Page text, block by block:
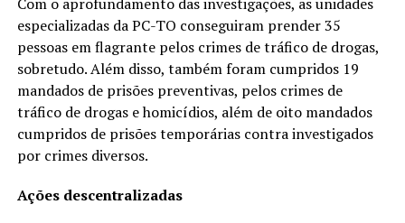
especializadas da PC-TO conseguiram prender 35
pessoas em flagrante pelos crimes de tráfico de drogas,
sobretudo. Além disso, também foram cumpridos 19
mandados de prisões preventivas, pelos crimes de
tráfico de drogas e homicídios, além de oito mandados
cumpridos de prisões temporárias contra investigados
por crimes diversos.
Ações descentralizadas